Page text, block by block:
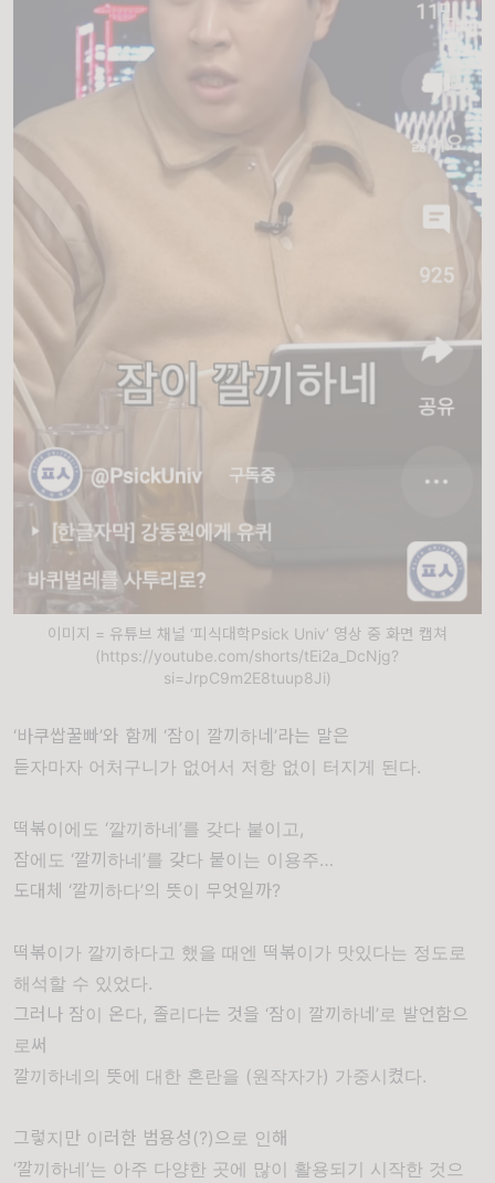
이미지 = 유튜브 채널 ‘피식대학Psick Univ’ 영상 중 화면 캡쳐
(https://youtube.com/shorts/tEi2a_DcNjg?
si=JrpC9m2E8tuup8Ji)
‘바쿠쌉꿀빠’와 함께 ‘잠이 깔끼하네’라는 말은
듣자마자 어처구니가 없어서 저항 없이 터지게 된다.
떡볶이에도 ‘깔끼하네’를 갖다 붙이고,
잠에도 ‘깔끼하네’를 갖다 붙이는 이용주…
도대체 ‘깔끼하다’의 뜻이 무엇일까?
떡볶이가 깔끼하다고 했을 때엔 떡볶이가 맛있다는 정도로
해석할 수 있었다.
그러나 잠이 온다, 졸리다는 것을 ‘잠이 깔끼하네’로 발언함으
로써
깔끼하네의 뜻에 대한 혼란을 (원작자가) 가중시켰다.
그렇지만 이러한 범용성(?)으로 인해
‘깔끼하네’는 아주 다양한 곳에 많이 활용되기 시작한 것으